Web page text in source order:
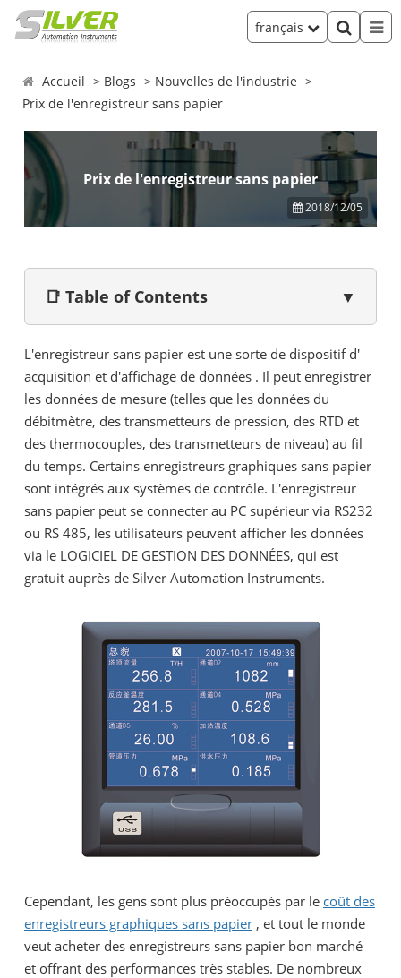
français
Accueil Blogs
Nouvelles de l'industrie
Prix de l'enregistreur sans papier
Prix de l'enregistreur sans papier
2018/12/05
📑 Table of Contents ▼
L'enregistreur sans papier est une sorte de dispositif d'
acquisition et d'affichage de données . Il peut enregistrer
les données de mesure (telles que les données du
débitmètre, des transmetteurs de pression, des RTD et
des thermocouples, des transmetteurs de niveau) au fil
du temps. Certains enregistreurs graphiques sans papier
sont intégrés aux systèmes de contrôle. L'enregistreur
sans papier peut se connecter au PC supérieur via RS232
ou RS 485, les utilisateurs peuvent afficher les données
via le LOGICIEL DE GESTION DES DONNÉES, qui est
gratuit auprès de Silver Automation Instruments.
Cependant, les gens sont plus préoccupés par le coût des
enregistreurs graphiques sans papier , et tout le monde
veut acheter des enregistreurs sans papier bon marché
et offrant des performances très stables. De nombreux